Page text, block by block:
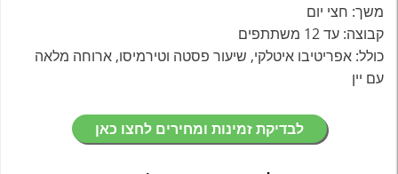
משך: חצי יום
קבוצה: עד 12 משתתפים
כולל: אפריטיבו איטלקי, שיעור פסטה וטירמיסו, ארוחה מלאה
עם יין
לבדיקת זמינות ומחירים לחצו כאן